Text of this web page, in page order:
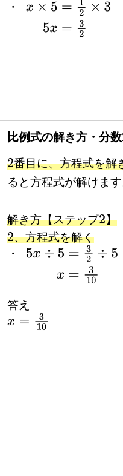
・
=1 x=
比例式の解き方・分数
2番目に、方程式を解
ると方程式が解けます
解き方【ステップ2】
、方程式を解く
・
=3
答え
x=310